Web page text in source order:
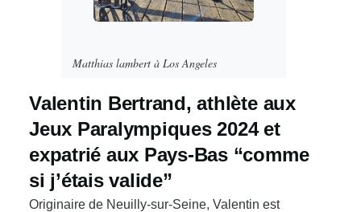
Matthias lambert à Los Angeles
Valentin Bertrand, athlète aux
Jeux Paralympiques 2024 et
expatrié aux Pays-Bas “comme
si j’étais valide”
Originaire de Neuilly-sur-Seine, Valentin est